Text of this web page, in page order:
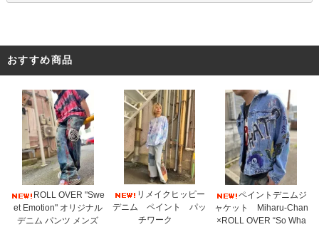
おすすめ商品
ROLL OVER "Swe
et Emotion" オリジナル
デニム パンツ メンズ
リメイクヒッピー
デニム ペイント パッ
チワーク
ペイントデニムジ
ャケット Miharu-Chan
×ROLL OVER “So Wha